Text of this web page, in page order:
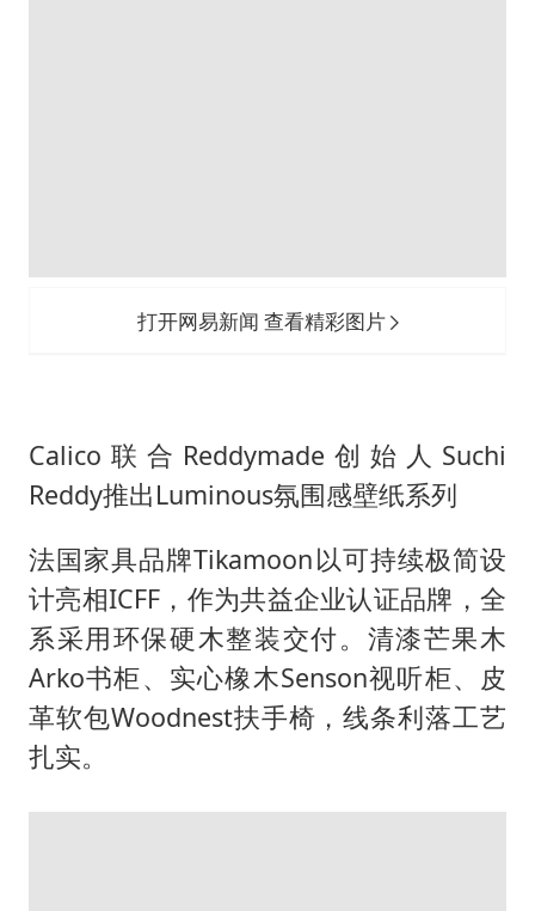
打开网易新闻 查看精彩图片
Calico联合Reddymade创始人Suchi
Reddy推出Luminous氛围感壁纸系列
法国家具品牌Tikamoon以可持续极简设
计亮相ICFF，作为共益企业认证品牌，全
系采用环保硬木整装交付。清漆芒果木
Arko书柜、实心橡木Senson视听柜、皮
革软包Woodnest扶手椅，线条利落工艺
扎实。